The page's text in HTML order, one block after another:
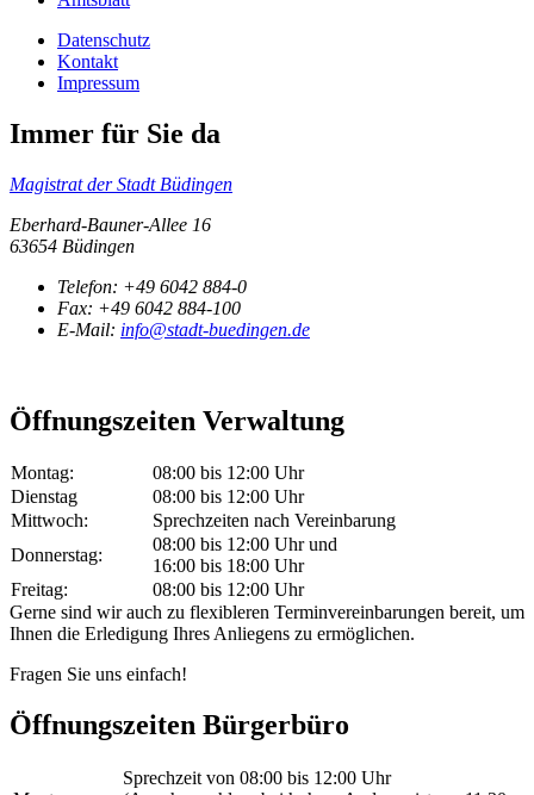
Datenschutz
Kontakt
Impressum
Immer für Sie da
Magistrat der Stadt Büdingen
Eberhard-Bauner-Allee 16
63654 Büdingen
Telefon: +49 6042 884-0
Fax: +49 6042 884-100
E-Mail: info@stadt-buedingen.de
Öffnungszeiten Verwaltung
Montag:
08:00 bis 12:00 Uhr
Dienstag
08:00 bis 12:00 Uhr
Mittwoch:
Sprechzeiten nach Vereinbarung
Donnerstag:
08:00 bis 12:00 Uhr und
16:00 bis 18:00 Uhr
Freitag:
08:00 bis 12:00 Uhr
Gerne sind wir auch zu flexibleren Terminvereinbarungen bereit, um
Ihnen die Erledigung Ihres Anliegens zu ermöglichen.
Fragen Sie uns einfach!
Öffnungszeiten Bürgerbüro
Sprechzeit von 08:00 bis 12:00 Uhr